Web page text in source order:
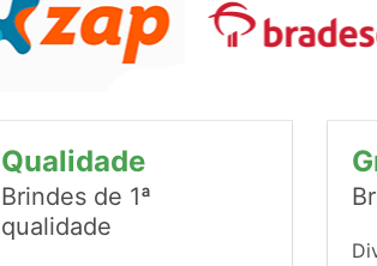
Qualidade
Brindes de 1ª
qualidade